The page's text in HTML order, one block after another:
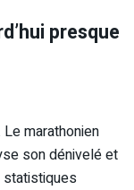
presque
marathonien
son dénivelé et
statistiques